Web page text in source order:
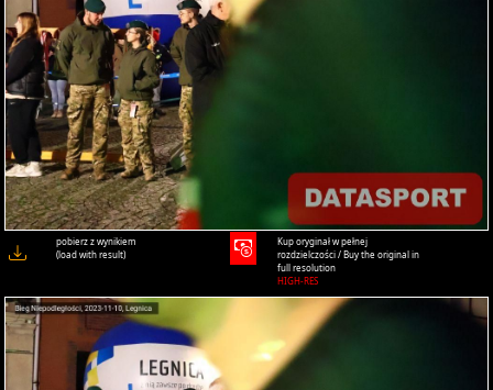
pobierz z wynikiem
(load with result)
Kup oryginał w pełnej
rozdzielczości / Buy the original in
full resolution
HIGH-RES